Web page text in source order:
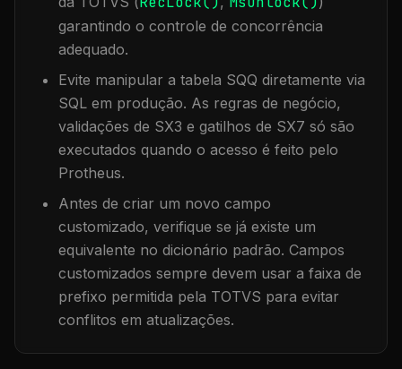
garantindo o controle de concorrência
adequado.
Evite manipular a tabela SQQ diretamente via
SQL em produção. As regras de negócio,
validações de SX3 e gatilhos de SX7 só são
executados quando o acesso é feito pelo
Protheus.
Antes de criar um novo campo
customizado, verifique se já existe um
equivalente no dicionário padrão. Campos
customizados sempre devem usar a faixa de
prefixo permitida pela TOTVS para evitar
conflitos em atualizações.